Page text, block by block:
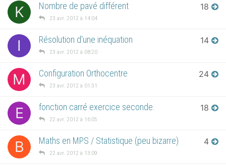
K Nombre de pavé différent
23 avr. 2012 à 14:04
18
I Résolution d'une inéquation
23 avr. 2012 à 08:20
14
M Configuration Orthocentre
23 avr. 2012 à 01:31
24
E fonction carré exercice seconde.
22 avr. 2012 à 16:05
18
B Maths en MPS / Statistique (peu bizarre)
22 avr. 2012 à 13:09
4